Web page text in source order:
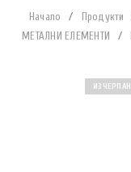
Начало / Продукти
МЕТАЛНИ ЕЛЕМЕНТИ
/
ИЗЧЕРПАН